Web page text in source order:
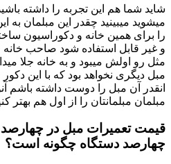
شاید شما هم این تجربه را داشته
میشوید میبینید چقدر این مبلمان به
را برای همین خانه و دکوراسیون
و غیر قابل استفاده شود صاحب
مثل رو اولش میبود و به خانه جلا
مبل دیگری نخواهد بود که با این
انقدر آن مبل را دوست داشته باشم
مبلمان مبلمانتان را از اول هم بهتر
قیمت تعمیرات مبل در
چهارصد دستگاه چگونه است؟